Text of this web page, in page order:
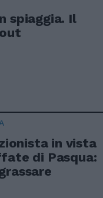
spiaggia. Il
in vista
di Pasqua: